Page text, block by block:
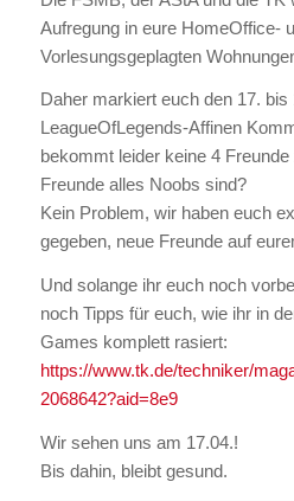
Aufregung in eure HomeOffice-
Vorlesungsgeplagten
Daher markiert euch den 17. bis
LeagueOfLegends-Affinen
bekommt leider keine 4
Freunde alles Noobs sind?
Kein Problem, wir haben euch
gegeben, neue Freunde auf
Und solange ihr euch noch
noch Tipps für euch, wie ihr in
Games komplett rasiert:
https://www.tk.de/techniker/
2068642?aid=8e9
Wir sehen uns am 17.04.!
Bis dahin, bleibt gesund.